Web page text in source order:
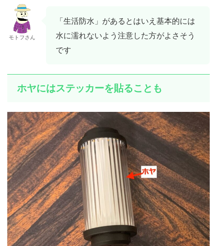
モトフさん
「生活防水」があるとはいえ基本的には
水に濡れないよう注意した方がよさそう
です
ホヤにはステッカーを貼ることも